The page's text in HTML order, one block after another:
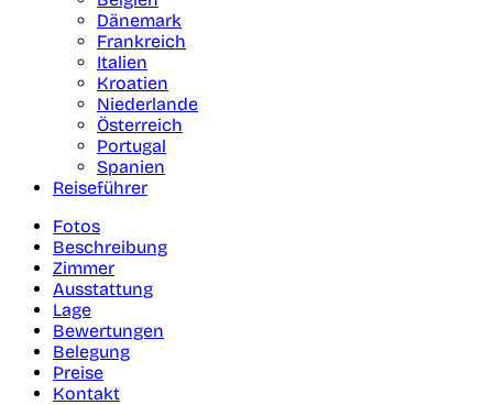
Dänemark
Frankreich
Italien
Kroatien
Niederlande
Österreich
Portugal
Spanien
Reiseführer
Fotos
Beschreibung
Zimmer
Ausstattung
Lage
Bewertungen
Belegung
Preise
Kontakt